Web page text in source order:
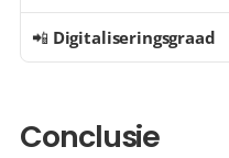
📲 Digitaliseringsgraad
Conclusie